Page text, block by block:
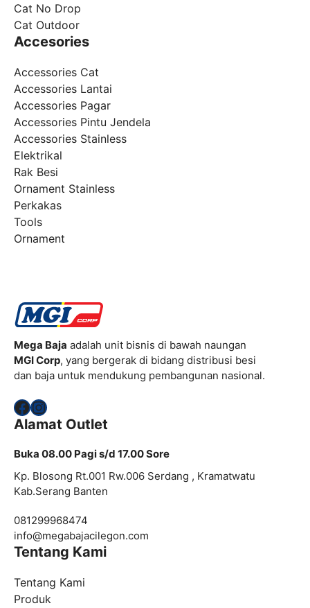
Cat No Drop
Cat Outdoor
Accesories
Accessories Cat
Accessories Lantai
Accessories Pagar
Accessories Pintu Jendela
Accessories Stainless
Elektrikal
Rak Besi
Ornament Stainless
Perkakas
Tools
Ornament
Mega Baja adalah unit bisnis di bawah naungan
MGI Corp, yang bergerak di bidang distribusi besi
dan baja untuk mendukung pembangunan nasional.
Facebook
Instagram
Alamat Outlet
Buka 08.00 Pagi s/d 17.00 Sore
Kp. Blosong Rt.001 Rw.006 Serdang , Kramatwatu
Kab.Serang Banten
081299968474
info@megabajacilegon.com
Tentang Kami
Tentang Kami
Produk